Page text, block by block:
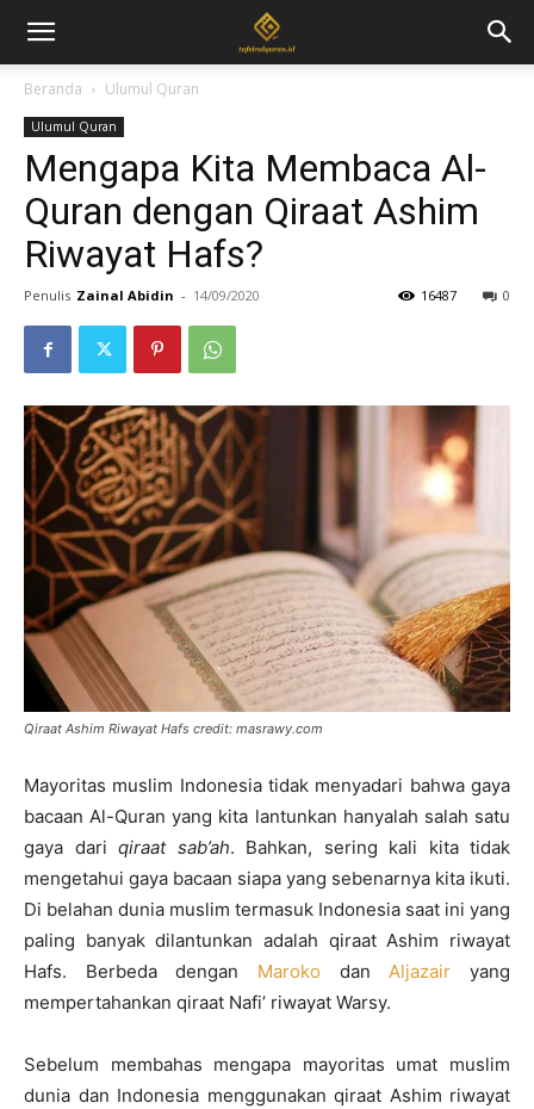
Beranda Ulumul Quran
Ulumul Quran
Mengapa Kita Membaca Al-
Quran dengan Qiraat Ashim
Riwayat Hafs?
Penulis Zainal Abidin - 14/09/2020 0
16487
Qiraat Ashim Riwayat Hafs credit: masrawy.com
Mayoritas muslim Indonesia tidak menyadari bahwa gaya
bacaan Al-Quran yang kita lantunkan hanyalah salah satu
gaya dari qiraat sab’ah. Bahkan, sering kali kita tidak
mengetahui gaya bacaan siapa yang sebenarnya kita ikuti.
Di belahan dunia muslim termasuk Indonesia saat ini yang
paling banyak dilantunkan adalah qiraat Ashim riwayat
Hafs. Berbeda dengan Maroko danAljazair yang
mempertahankan qiraat Nafi’ riwayat Warsy.
Sebelum membahas mengapa mayoritas umat muslim
dunia dan Indonesia menggunakan qiraat Ashim riwayat